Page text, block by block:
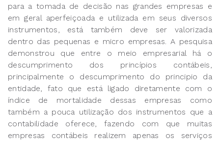
para a tomada de decisão nas grandes empresas e
em geral aperfeiçoada e utilizada em seus diversos
instrumentos, está também deve ser valorizada
dentro das pequenas e micro empresas. A pesquisa
demonstrou que entre o meio empresarial há o
descumprimento dos princípios contábeis,
principalmente o descumprimento do principio da
entidade, fato que está ligado diretamente com o
índice de mortalidade dessas empresas como
também a pouca utilização dos instrumentos que a
contabilidade oferece, fazendo com que muitas
empresas contábeis realizem apenas os serviços